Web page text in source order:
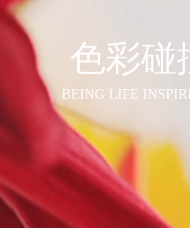
色彩碰
BEING LIFE